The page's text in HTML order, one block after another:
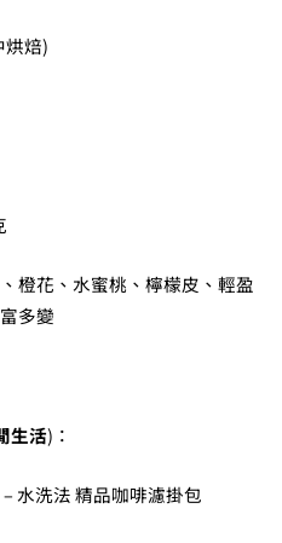
烘焙)
橙花、水蜜桃、檸檬皮、輕盈
多變
生活)：
水洗法 精品咖啡濾掛包